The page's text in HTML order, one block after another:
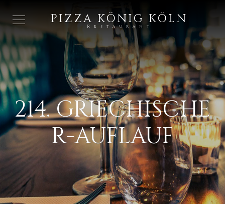
PIZZA KÖNIG KÖLN
Restaurant
214. GRIECHISCHE
R-AUFLAUF